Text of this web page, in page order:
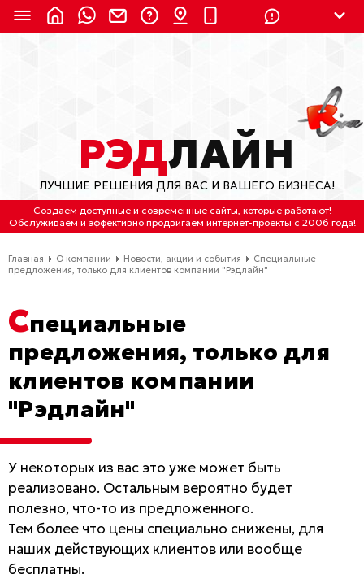
(с 2:30 до 11:30 по
Бесплатно по России
(4212) 658-653
(4212) 637-673
Отдельный вход \ Левый торец здания
info@lred.ru
Все контакты
РЭДЛАЙН
ЛУЧШИЕ РЕШЕНИЯ ДЛЯ ВАС И ВАШЕГО БИЗНЕСА!
Создаем доступные и современные сайты, которые работают!
Обслуживаем и эффективно продвигаем интернет-проекты с 2006 года!
Главная О компании Новости, акции и события
Специальные
предложения, только для клиентов компании "Рэдлайн"
Специальные
предложения, только для
клиентов компании
"Рэдлайн"
У некоторых из вас это уже может быть
реализовано. Остальным вероятно будет
полезно, что-то из предложенного.
Тем более что цены специально снижены, для
наших действующих клиентов или вообще
бесплатны.